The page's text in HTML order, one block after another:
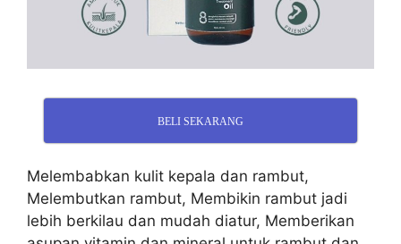
BELI SEKARANG
Melembabkan kulit kepala dan rambut,
Melembutkan rambut, Membikin rambut jadi
lebih berkilau dan mudah diatur, Memberikan